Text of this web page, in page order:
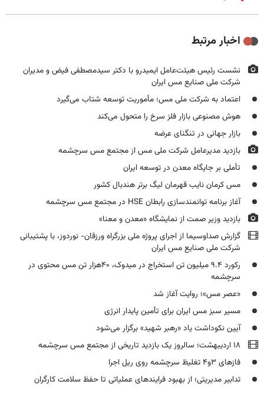
اخبار مرتبط
نشست رئیس هیئت‌عامل ایمیدرو با دکتر سیدمصطفی فیض و مدیران
شرکت ملی صنایع مس ایران
اعتماد به شرکت ملی مس؛ مأموریت توسعه شتاب می‌گیرد
هوش مصنوعی بازار فلز سرخ را متحول می‌کند
بازار جهانی در تنگنای عرضه
بازدید مدیرعامل شرکت ملی مس از مجتمع مس سرچشمه
تأملی بر جایگاه معدن در توسعه ایران
مس کرمان نایب قهرمان لیگ برتر هندبال کشور
آغاز برنامه توانمندسازی رابطان HSE در مجتمع مس سرچشمه
بازدید وزیر صمت از نمایشگاه «معدن و معنا»
گزارش صداوسیما از اجرای پروژه ملی بزرگراه ورزقان- نوردوز، با پشتیبانی
شرکت ملی صنایع مس ایران
رکورد ۹.۴ میلیون تن استخراج در میدوک، ۴۰هزار تن مس محتوی در
سرچشمه
«عصر مس»؛ روایت آغاز شد
مسیر سبز مس ایران برای تأمین پایدار انرژی
آیین نکوداشت یاد «رهبر شهید» برگزار می‌شود
۱۸ اردیبهشت؛ سالروز یک بازدید تاریخی از مجتمع مس سرچشمه
فازهای ۳و۴ تغلیظ سرچشمه روی ریل اجرا
تدابیر مدیریتی؛ از بهبود فرایندهای عملیاتی تا حفظ سلامت کارگران